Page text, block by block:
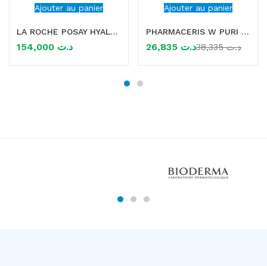
Ajouter au panier
LA ROCHE POSAY HYALU B5 SPF30 AQUAGEL 50ML
د.ت
Ajouter au panier
PHARMACERIS W PURI ALBUCIN MOUSSE NETTOYANTE ECLAIRCISSANTE 150ML
د.ت د.ت38,335